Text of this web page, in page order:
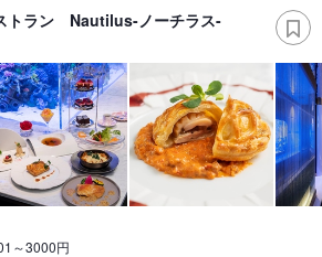
トラン Nautilus-ノーチラス-
～3000円